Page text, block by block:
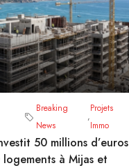
Breaking
News
,
Projets
Immo
50 millions d’euros
logements à Mijas et